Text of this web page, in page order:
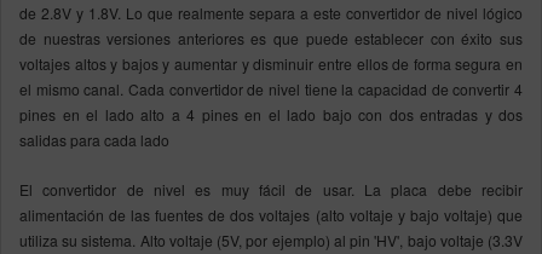
de 2.8V y 1.8V. Lo que realmente separa a este convertidor de nivel lógico
de nuestras versiones anteriores es que puede establecer con éxito sus
voltajes altos y bajos y aumentar y disminuir entre ellos de forma segura en
el mismo canal. Cada convertidor de nivel tiene la capacidad de convertir 4
pines en el lado alto a 4 pines en el lado bajo con dos entradas y dos
salidas para cada lado
El convertidor de nivel es muy fácil de usar. La placa debe recibir
alimentación de las fuentes de dos voltajes (alto voltaje y bajo voltaje) que
utiliza su sistema. Alto voltaje (5V, por ejemplo) al pin 'HV', bajo voltaje (3.3V